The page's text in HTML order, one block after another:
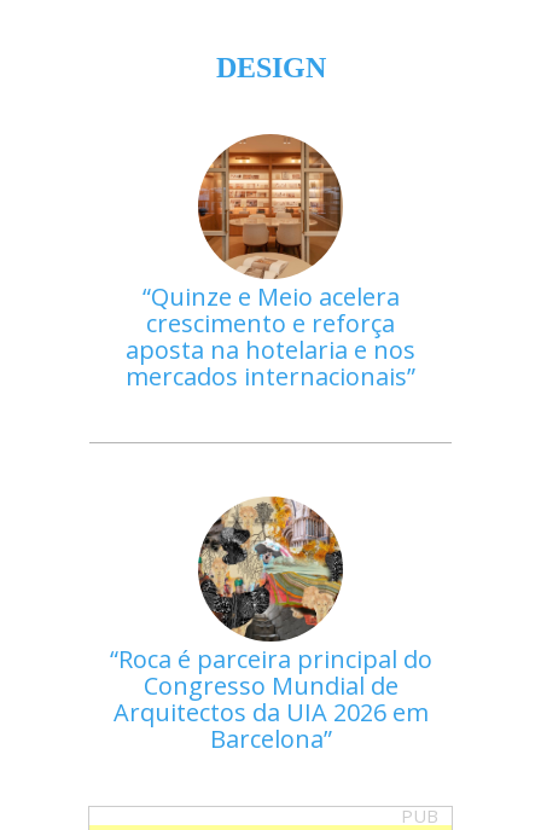
DESIGN
Quinze e Meio acelera
crescimento e reforça
aposta na hotelaria e nos
mercados internacionais
Roca é parceira principal do
Congresso Mundial de
Arquitectos da UIA 2026 em
Barcelona
PUB